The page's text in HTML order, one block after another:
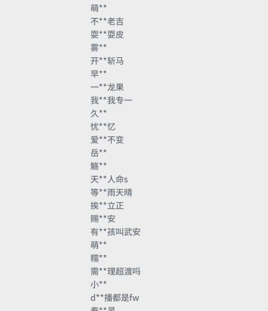
萌**
不**老吉
耍**耍皮
雾**
开**斩马
早**
一**龙果
我**我专一
久**
忧**忆
爱**不变
岳**
觞**
天**人命s
等**雨天晴
挨**立正
赐**安
有**孩叫武安
萌**
糯**
需**理超渡吗
小**
d**播都是fw